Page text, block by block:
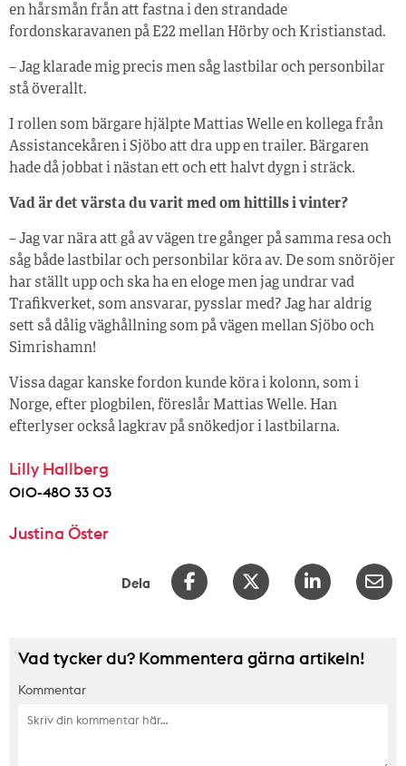
en hårsmån från att fastna i den strandade
fordonskaravanen på E22 mellan Hörby och Kristianstad.
– Jag klarade mig precis men såg lastbilar och personbilar
stå överallt.
I rollen som bärgare hjälpte Mattias Welle en kollega från
Assistancekåren i Sjöbo att dra upp en trailer. Bärgaren
hade då jobbat i nästan ett och ett halvt dygn i sträck.
Vad är det värsta du varit med om hittills i vinter?
– Jag var nära att gå av vägen tre gånger på samma resa och
såg både lastbilar och personbilar köra av. De som snöröjer
har ställt upp och ska ha en eloge men jag undrar vad
Trafikverket, som ansvarar, pysslar med? Jag har aldrig
sett så dålig väghållning som på vägen mellan Sjöbo och
Simrishamn!
Vissa dagar kanske fordon kunde köra i kolonn, som i
Norge, efter plogbilen, föreslår Mattias Welle. Han
efterlyser också lagkrav på snökedjor i lastbilarna.
Lilly Hallberg
010-480 33 03
Justina Öster
Dela
Vad tycker du? Kommentera gärna artikeln!
Kommentar